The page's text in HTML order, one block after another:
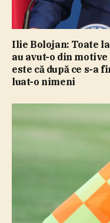
Ilie Bolojan: Toate
au avut-o din motive
este că după ce s-a
luat-o nimeni